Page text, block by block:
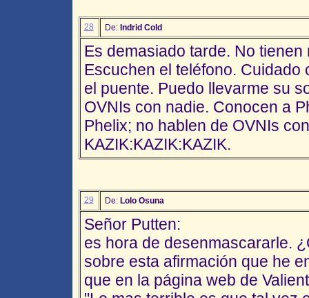
28 De: Indrid Cold
Es demasiado tarde. No tienen
Escuchen el teléfono. Cuidado
el puente. Puedo llevarme su
OVNIs con nadie. Conocen a
Phelix; no hablen de OVNIs
KAZIK:KAZIK:KAZIK.
29 De: Lolo Osuna
Señor Putten:
es hora de desenmascararle.
sobre esta afirmación que he
que en la página web de